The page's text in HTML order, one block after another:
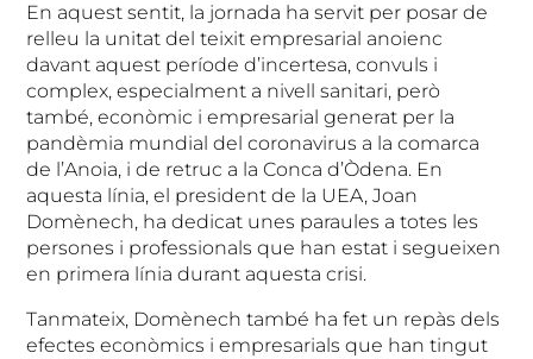
En aquest sentit, la jornada ha servit per posar de
relleu la unitat del teixit empresarial anoienc
davant aquest període d’incertesa, convuls i
complex, especialment a nivell sanitari, però
també, econòmic i empresarial generat per la
pandèmia mundial del coronavirus a la comarca
de l’Anoia, i de retruc a la Conca d’Òdena. En
aquesta línia, el president de la UEA, Joan
Domènech, ha dedicat unes paraules a totes les
persones i professionals que han estat i segueixen
en primera línia durant aquesta crisi.
Tanmateix, Domènech també ha fet un repàs dels
efectes econòmics i empresarials que han tingut